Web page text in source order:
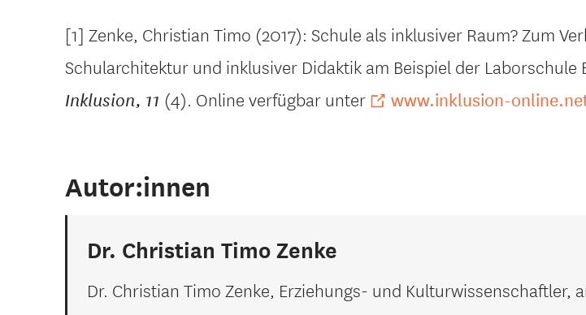
[1] Zenke, Christian Timo (2017): Schule als inklusiver Raum? Zum
Schularchitektur und inklusiver Didaktik am Beispiel der Laborschule
Inklusion, 11 (4). Online verfügbar unter www.inklusion-
Autor:innen
Dr. Christian Timo Zenke
Dr. Christian Timo Zenke, Erziehungs- und Kulturwissenschaftler,